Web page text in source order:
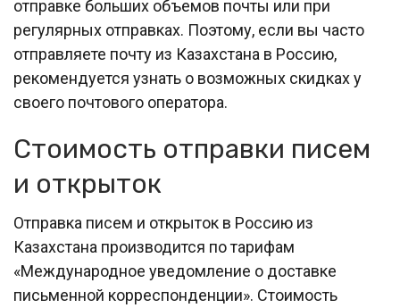
отправке больших объемов почты или при
регулярных отправках. Поэтому, если вы часто
отправляете почту из Казахстана в Россию,
рекомендуется узнать о возможных скидках у
своего почтового оператора.
Стоимость отправки писем
и открыток
Отправка писем и открыток в Россию из
Казахстана производится по тарифам
«Международное уведомление о доставке
письменной корреспонденции». Стоимость